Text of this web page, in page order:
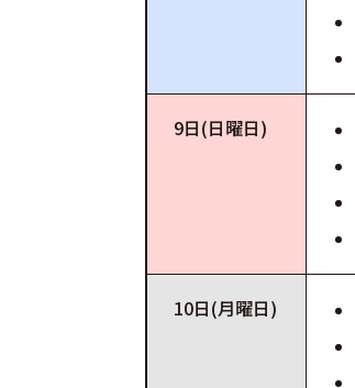
9日(日曜日)
10日(月曜日)